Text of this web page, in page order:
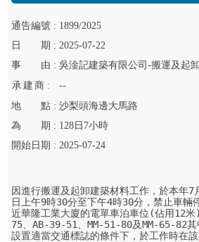
通告編號 : 1899/2025
日
期 :2025-07-22
事
由 :吳淦記建築有限公司-搬運及起
承建 商 :
--
地
點 :沙梨頭海邊大馬路
為
期 : 128 日 7小時
開始 日期 :2025-07-24
因進行搬運及起卸建築材料工作，於本年
日上午9時30分至下午4時30分，禁止車輛
近華隆工業大廈的電單車泊車位(佔用12
75、AB-39-51、MM-51-80及MM-65-82
設置適當交通標誌的條件下，於工作時在該